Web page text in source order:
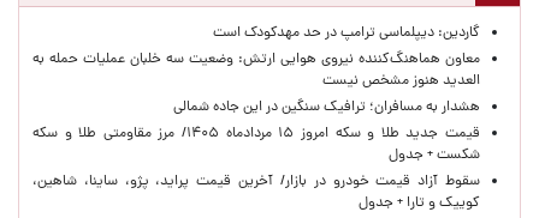
گاردین: دیپلماسی ترامپ در حد مهدکودک است
معاون هماهنگ‌کننده نیروی هوایی ارتش: وضعیت سه خلبان عملیات حمله به
العدید هنوز مشخص نیست
هشدار به مسافران؛ ترافیک سنگین در این جاده شمالی
قیمت جدید طلا و سکه امروز ۱۵ مردادماه ۱۴۰۵/ مرز مقاومتی طلا و سکه
شکست + جدول
سقوط آزاد قیمت خودرو در بازار/ آخرین قیمت پراید، پژو، ساینا، شاهین،
کوییک و تارا + جدول